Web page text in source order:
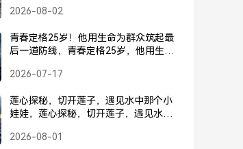
2026-08-02
青春定格25岁！他用生命为群众筑起最
后一道防线，青春定格25岁，他用生命
2026-07-17
莲心探秘，切开莲子，遇见水中那个小
娃娃，莲心探秘，切开莲子，遇见水中
2026-08-01